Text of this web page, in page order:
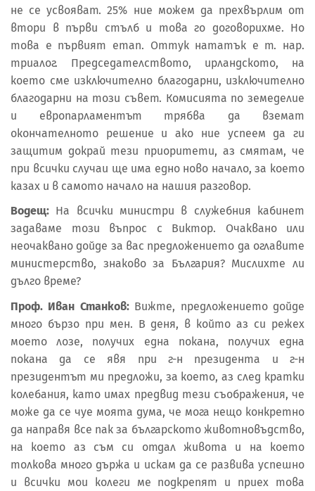
не се усвояват. 25% ние можем да прехвърлим от
втори в първи стълб и това го договорихме. Но
това е първият етап. Оттук нататък е т. нар.
триалог. Председателството, ирландското, на
което сме изключително благодарни, изключително
благодарни на този съвет. Комисията по земеделие
и европарламентът трябва да вземат
окончателното решение и ако ние успеем да ги
защитим докрай тези приоритети, аз смятам, че
при всички случаи ще има едно ново начало, за което
казах и в самото начало на нашия разговор.
Водещ: На всички министри в служебния кабинет
задаваме този въпрос с Виктор. Очаквано или
неочаквано дойде за вас предложението да оглавите
министерство, знаково за България? Мислихте ли
дълго време?
Проф. Иван Станков:Вижте, предложението дойде
много бързо при мен. В деня, в който аз си режех
моето лозе, получих една покана, получих една
покана да се явя при г-н президента и г-н
президентът ми предложи, за което, аз след кратки
колебания, като имах предвид тези съображения, че
може да се чуе моята дума, че мога нещо конкретно
да направя все пак за българското животновъдство,
на което аз съм си отдал живота и на което
толкова много държа и искам да се развива успешно
и всички мои колеги ме подкрепят и приех това